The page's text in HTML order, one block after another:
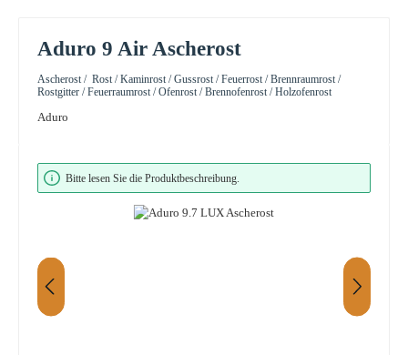
Aduro 9 Air Ascherost
Ascherost / Rost / Kaminrost / Gussrost / Feuerrost / Brennraumrost /
Rostgitter / Feuerraumrost / Ofenrost / Brennofenrost / Holzofenrost
Aduro
Bildergalerie überspringen
Bitte lesen Sie die Produktbeschreibung.